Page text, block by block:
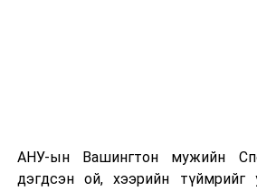
АНУ-ын Вашингтон мужийн
дэгдсэн ой, хээрийн түймрийг